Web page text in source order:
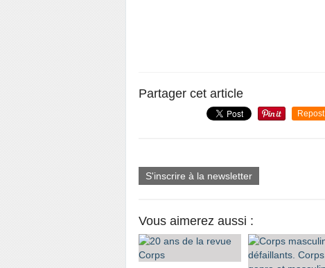
Partager cet article
Repost
S'inscrire à la newsletter
Vous aimerez aussi :